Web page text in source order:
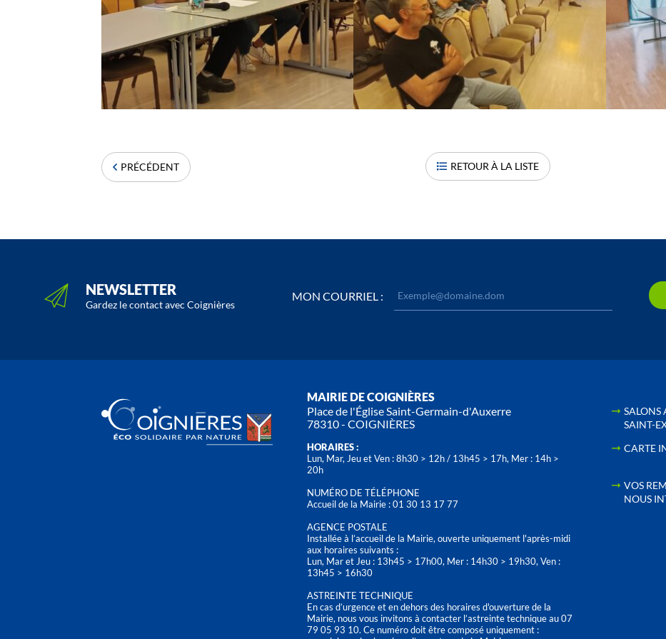
PRÉCÉDENT RETOUR À LA LISTE
NEWSLETTER
Gardez le contact avec Coignières
MON COURRIEL :
MAIRIE DE COIGNIÈRES
Place de l'Église Saint-Germain-d'Auxerre
78310 - COIGNIÈRES
HORAIRES :
Lun, Mar, Jeu et Ven : 8h30 > 12h / 13h45 > 17h, Mer : 14h >
20h
NUMÉRO DE TÉLÉPHONE
Accueil de la Mairie : 01 30 13 17 77
AGENCE POSTALE
Installée à l’accueil de la Mairie, ouverte uniquement l'après-midi
aux horaires suivants :
Lun, Mar et Jeu : 13h45 > 17h00, Mer : 14h30 > 19h30, Ven :
13h45 > 16h30
ASTREINTE TECHNIQUE
En cas d’urgence et en dehors des horaires d'ouverture de la
Mairie, nous vous invitons à contacter l’astreinte technique au 07
79 05 93 10. Ce numéro doit être composé uniquement :
SALONS
SAINT-
CARTE
VOS
NOUS